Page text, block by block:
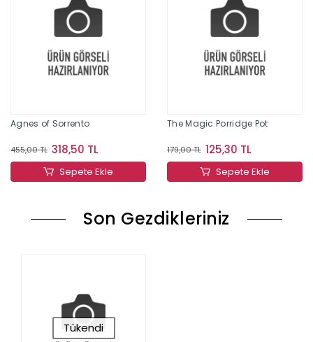
Agnes of Sorrento
455,00 TL 318,50 TL
Sepete Ekle
The Magic Porridge Pot
179,00 TL 125,30 TL
Sepete Ekle
Son Gezdikleriniz
Tükendi